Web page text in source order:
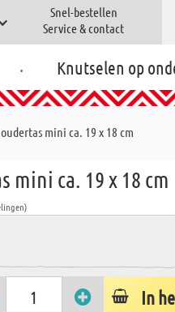
Snel-bestellen
Service & contact
. Knutselen op
mini ca. 19 x 18 cm
mini ca. 19 x 18 cm
In